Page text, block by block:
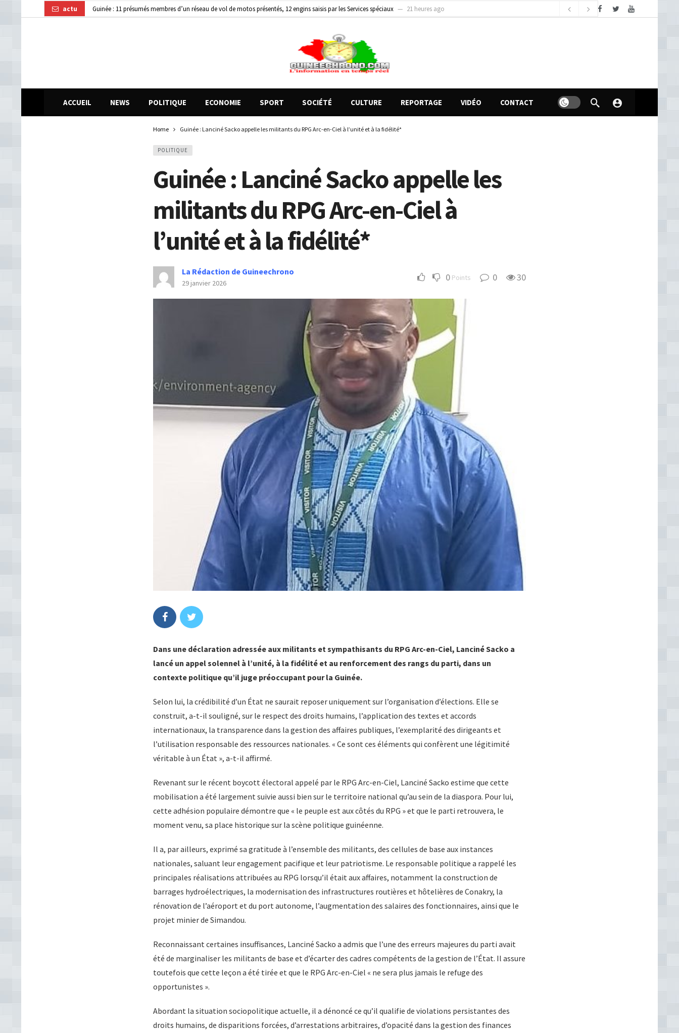
actu Kindia : huit personnes blessées dans une collision entre un véhicule léger et un camion
1 jour ago
samedi, août 8, 2026
ACCUEIL NEWS POLITIQUE ECONOMIE SPORT SOCIÉTÉ CULTURE REPORTAGE VIDÉO CONTACT
Home Guinée : Lanciné Sacko appelle les militants du RPG Arc-en-Ciel à l’unité et à la fidélité*
POLITIQUE
Guinée : Lanciné Sacko appelle les
militants du RPG Arc-en-Ciel à
l’unité et à la fidélité*
La Rédaction de Guineechrono
29 janvier 2026 0 Points 0 30
Dans une déclaration adressée aux militants et sympathisants du RPG Arc-en-Ciel, Lanciné Sacko a
lancé un appel solennel à l’unité, à la fidélité et au renforcement des rangs du parti, dans un
contexte politique qu’il juge préoccupant pour la Guinée.
Selon lui, la crédibilité d’un État ne saurait reposer uniquement sur l’organisation d’élections. Elle se
construit, a-t-il souligné, sur le respect des droits humains, l’application des textes et accords
internationaux, la transparence dans la gestion des affaires publiques, l’exemplarité des dirigeants et
l’utilisation responsable des ressources nationales. « Ce sont ces éléments qui confèrent une légitimité
véritable à un État », a-t-il affirmé.
Revenant sur le récent boycott électoral appelé par le RPG Arc-en-Ciel, Lanciné Sacko estime que cette
mobilisation a été largement suivie aussi bien sur le territoire national qu’au sein de la diaspora. Pour lui,
cette adhésion populaire démontre que « le peuple est aux côtés du RPG » et que le parti retrouvera, le
moment venu, sa place historique sur la scène politique guinéenne.
Il a, par ailleurs, exprimé sa gratitude à l’ensemble des militants, des cellules de base aux instances
nationales, saluant leur engagement pacifique et leur patriotisme. Le responsable politique a rappelé les
principales réalisations attribuées au RPG lorsqu’il était aux affaires, notamment la construction de
barrages hydroélectriques, la modernisation des infrastructures routières et hôtelières de Conakry, la
rénovation de l’aéroport et du port autonome, l’augmentation des salaires des fonctionnaires, ainsi que le
projet minier de Simandou.
Reconnaissant certaines insuffisances, Lanciné Sacko a admis que l’une des erreurs majeures du parti avait
été de marginaliser les militants de base et d’écarter des cadres compétents de la gestion de l’État. Il assure
toutefois que cette leçon a été tirée et que le RPG Arc-en-Ciel « ne sera plus jamais le refuge des
opportunistes ».
Abordant la situation sociopolitique actuelle, il a dénoncé ce qu’il qualifie de violations persistantes des
droits humains, de disparitions forcées, d’arrestations arbitraires, d’opacité dans la gestion des finances